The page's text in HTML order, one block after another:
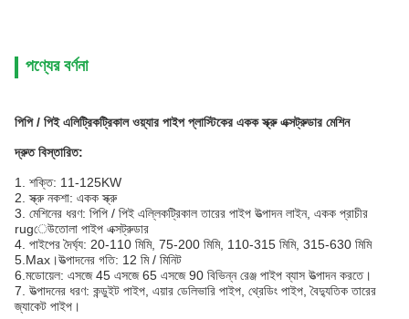
পণ্যের বর্ণনা
পিপি / পিই এলিট্রিকট্রিকাল ওয়্যার পাইপ প্লাস্টিকের একক স্ক্রু এক্সট্রুডার মেশিন
দ্রুত বিস্তারিত:
1. শক্তি: 11-125KW
2. স্ক্রু নকশা: একক স্ক্রু
3. মেশিনের ধরণ: পিপি / পিই এল্লিকট্রিকাল তারের পাইপ উত্পাদন লাইন, একক প্রাচীর
rugেউতোলা পাইপ এক্সট্রুডার
4. পাইপের দৈর্ঘ্য: 20-110 মিমি, 75-200 মিমি, 110-315 মিমি, 315-630 মিমি
5.Max।উত্পাদনের গতি: 12 মি / মিনিট
6.মডোয়েল: এসজে 45 এসজে 65 এসজে 90 বিভিন্ন রেঞ্জ পাইপ ব্যাস উত্পাদন করতে।
7. উত্পাদনের ধরণ: কন্ডুইট পাইপ, এয়ার ডেলিভারি পাইপ, থ্রেডিং পাইপ, বৈদ্যুতিক তারের
জ্যাকেট পাইপ।